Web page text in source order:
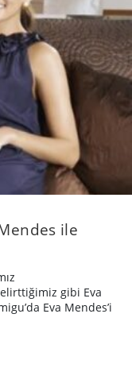
ile
gibi Eva
Eva Mendes’i